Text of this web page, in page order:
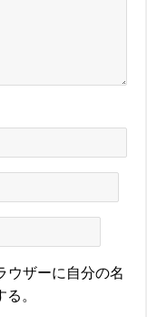
ウザーに自分の名
。